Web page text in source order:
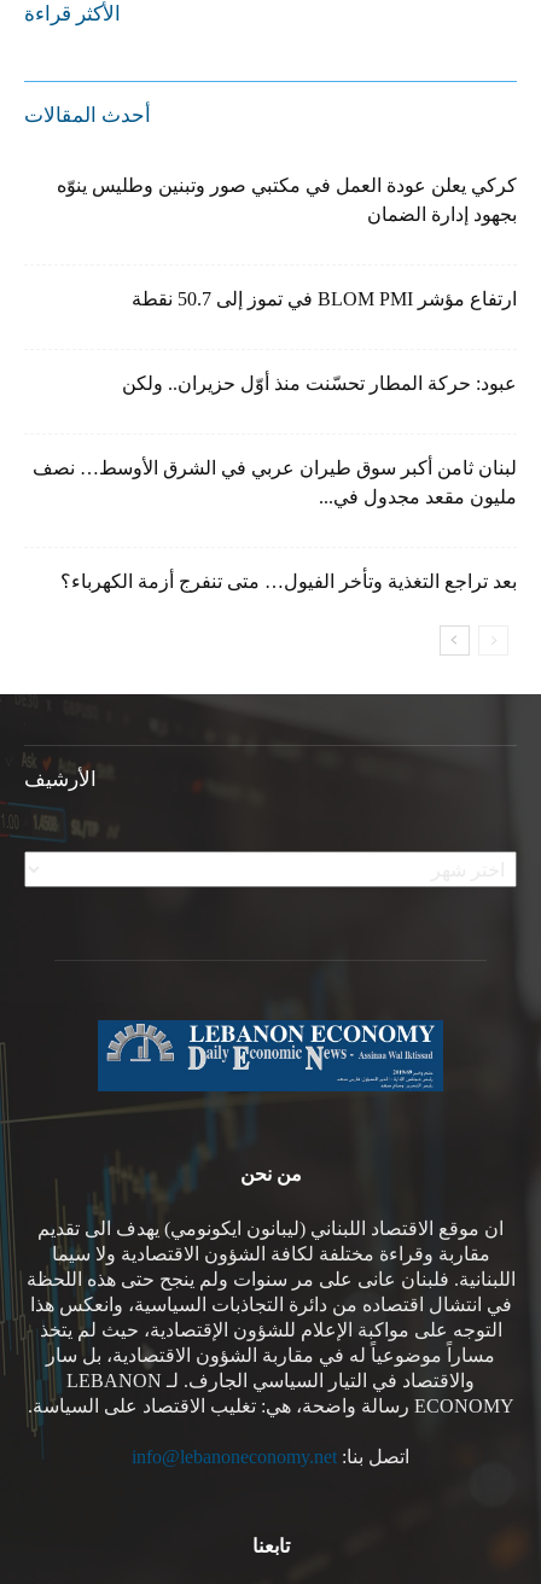
الأكثر قراءة
أحدث المقالات
كركي يعلن عودة العمل في مكتبي صور وتبنين وطليس ينوّه
بجهود إدارة الضمان
ارتفاع مؤشر BLOM PMI في تموز إلى 50.7 نقطة
عبود: حركة المطار تحسّنت منذ أوّل حزيران.. ولكن
لبنان ثامن أكبر سوق طيران عربي في الشرق الأوسط… نصف
مليون مقعد مجدول في...
بعد تراجع التغذية وتأخر الفيول… متى تنفرج أزمة الكهرباء؟
الأرشيف
الأرشيف
من نحن
ان موقع الاقتصاد اللبناني (ليبانون ايكونومي) يهدف الى تقديم
مقاربة وقراءة مختلفة لكافة الشؤون الاقتصادية ولا سيما
اللبنانية. فلبنان عانى على مر سنوات ولم ينجح حتى هذه اللحظة
في انتشال اقتصاده من دائرة التجاذبات السياسية، وانعكس هذا
التوجه على مواكبة الإعلام للشؤون الإقتصادية، حيث لم يتخذ
مساراً موضوعياً له في مقاربة الشؤون الاقتصادية، بل سار
والاقتصاد في التيار السياسي الجارف. لـ LEBANON
ECONOMY رسالة واضحة، هي: تغليب الاقتصاد على السياسة.
اتصل بنا: info@lebanoneconomy.net
تابعنا